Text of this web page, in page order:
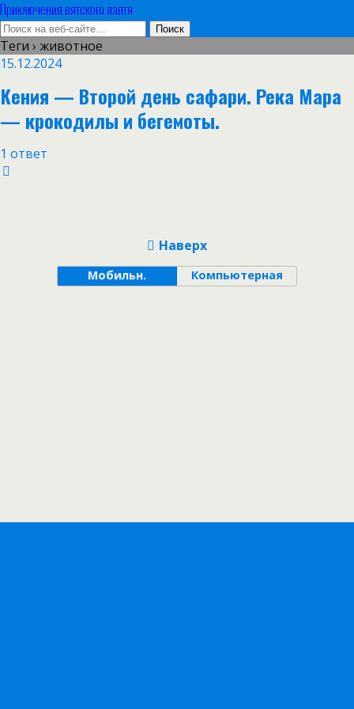
Приключения вятского лаптя
Теги › животное
15.12.2024
Кения — Второй день сафари. Река Мара
— крокодилы и бегемоты.
1 ответ
Наверх
Мобильн. Компьютерная